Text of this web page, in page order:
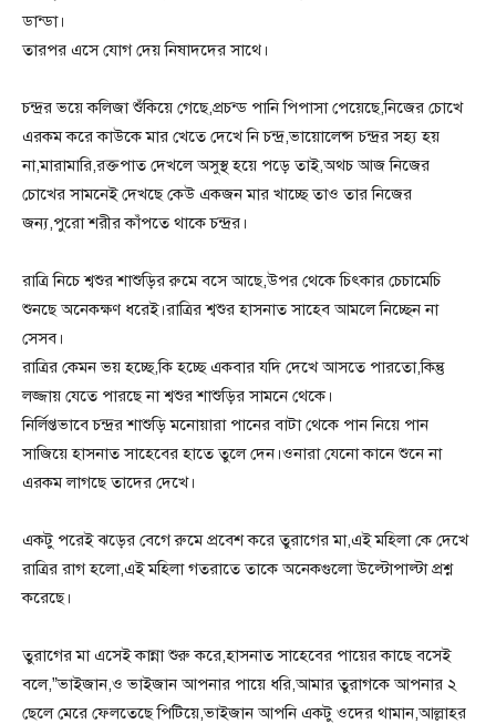
ডান্ডা।
তারপর এসে যোগ দেয় নিষাদদের সাথে।
চন্দ্রর ভয়ে কলিজা শুঁকিয়ে গেছে,প্রচন্ড পানি পিপাসা পেয়েছে,নিজের চোখে
এরকম করে কাউকে মার খেতে দেখে নি চন্দ্র,ভায়োলেন্স চন্দ্রর সহ্য হয়
না,মারামারি,রক্তপাত দেখলে অসুস্থ হয়ে পড়ে তাই,অথচ আজ নিজের
চোখের সামনেই দেখছে কেউ একজন মার খাচ্ছে তাও তার নিজের
জন্য,পুরো শরীর কাঁপতে থাকে চন্দ্রর।
রাত্রি নিচে শ্বশুর শাশুড়ির রুমে বসে আছে,উপর থেকে চিৎকার চেচামেচি
শুনছে অনেকক্ষণ ধরেই।রাত্রির শ্বশুর হাসনাত সাহেব আমলে নিচ্ছেন না
সেসব।
রাত্রির কেমন ভয় হচ্ছে,কি হচ্ছে একবার যদি দেখে আসতে পারতো,কিন্তু
লজ্জায় যেতে পারছে না শ্বশুর শাশুড়ির সামনে থেকে।
নির্লিপ্তভাবে চন্দ্রর শাশুড়ি মনোয়ারা পানের বাটা থেকে পান নিয়ে পান
সাজিয়ে হাসনাত সাহেবের হাতে তুলে দেন।ওনারা যেনো কানে শুনে না
এরকম লাগছে তাদের দেখে।
একটু পরেই ঝড়ের বেগে রুমে প্রবেশ করে তুরাগের মা,এই মহিলা কে দেখে
রাত্রির রাগ হলো,এই মহিলা গতরাতে তাকে অনেকগুলো উল্টোপাল্টা প্রশ্ন
করেছে।
তুরাগের মা এসেই কান্না শুরু করে,হাসনাত সাহেবের পায়ের কাছে বসেই
বলে,”ভাইজান,ও ভাইজান আপনার পায়ে ধরি,আমার তুরাগকে আপনার ২
ছেলে মেরে ফেলতেছে পিটিয়ে,ভাইজান আপনি একটু ওদের থামান,আল্লাহর